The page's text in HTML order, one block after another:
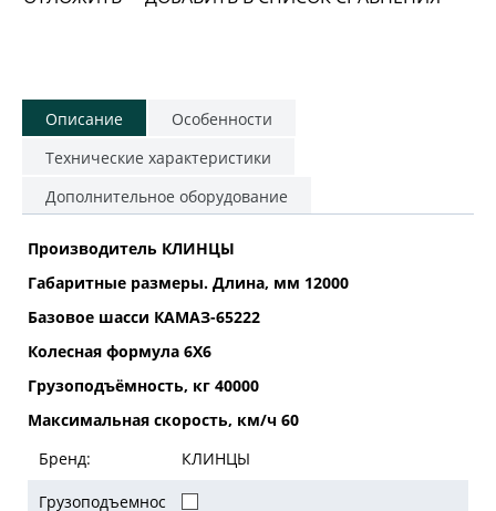
Описание
Особенности
Технические характеристики
Дополнительное оборудование
Производитель КЛИНЦЫ
Габаритные размеры. Длина, мм 12000
Базовое шасси КАМАЗ-65222
Колесная формула 6Х6
Грузоподъёмность, кг 40000
Максимальная скорость, км/ч 60
Бренд:
КЛИНЦЫ
Грузоподъемнос